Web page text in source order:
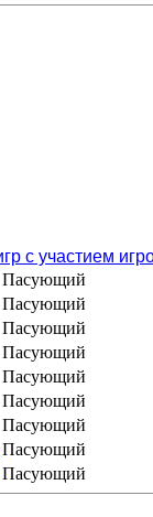
с участием
Пасующий
Пасующий
Пасующий
Пасующий
Пасующий
Пасующий
Пасующий
Пасующий
Пасующий